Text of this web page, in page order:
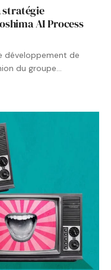
stratégie
AI Process
développement de
du groupe…